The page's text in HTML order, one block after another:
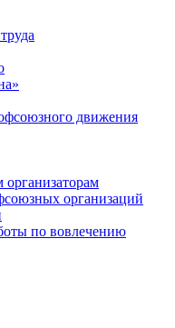
движения
организаций
по вовлечению